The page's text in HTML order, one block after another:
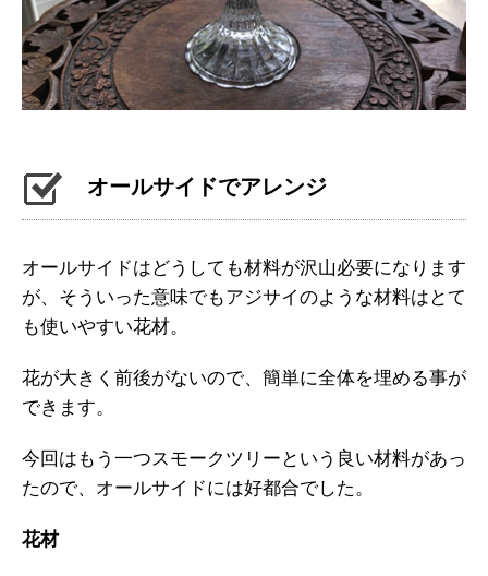
オールサイドでアレンジ
オールサイドはどうしても材料が沢山必要になります
が、そういった意味でもアジサイのような材料はとて
も使いやすい花材。
花が大きく前後がないので、簡単に全体を埋める事が
できます。
今回はもう一つスモークツリーという良い材料があっ
たので、オールサイドには好都合でした。
花材